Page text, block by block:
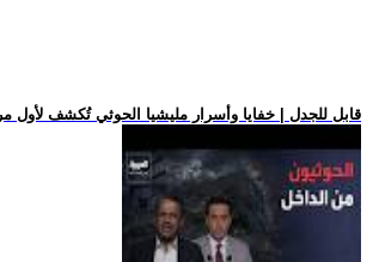
.. قابل للجدل | خفايا وأسرار مليشيا الحوثي تُكشف لأول